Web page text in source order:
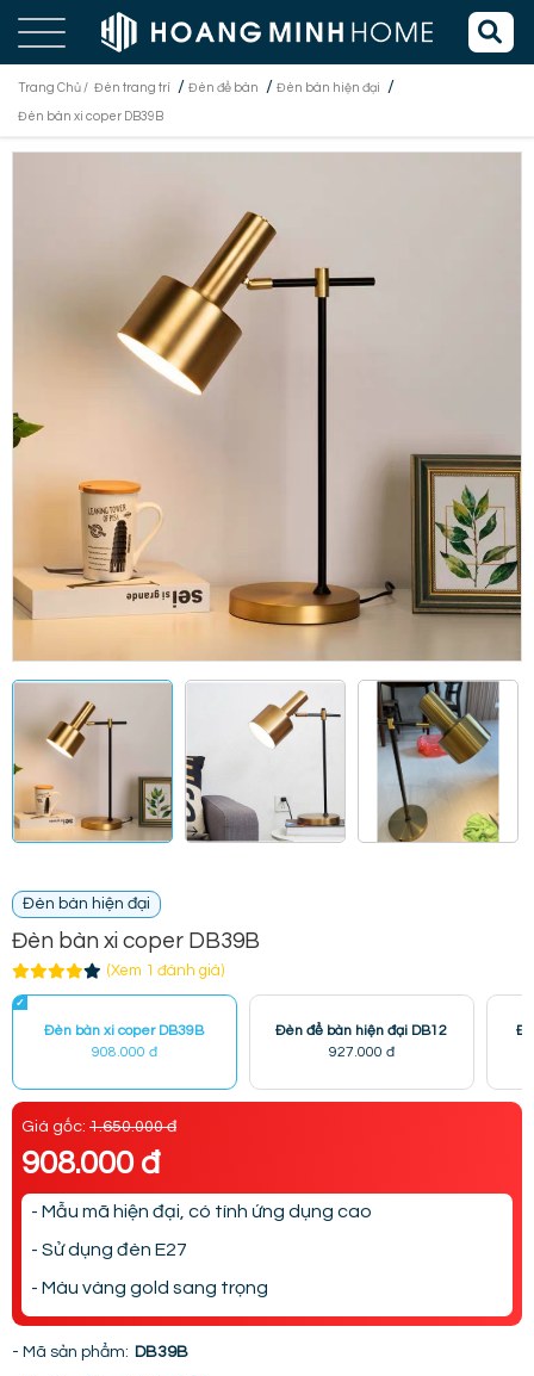
Trang Chủ / Đèn trang trí / Đèn để bàn / Đèn bàn hiện đại /
Đèn bàn xi coper DB39B
Đèn bàn hiện đại
Đèn bàn xi coper DB39B
(Xem 1 đánh giá)
Đèn bàn xi coper DB39B
908.000 đ
Đèn để bàn hiện đại DB12
927.000 đ
Giá gốc: 1.650.000 đ
908.000 đ
- Mẫu mã hiện đại, có tính ứng dụng cao
- Sử dụng đèn E27
- Màu vàng gold sang trọng
- Mã sản phẩm: DB39B